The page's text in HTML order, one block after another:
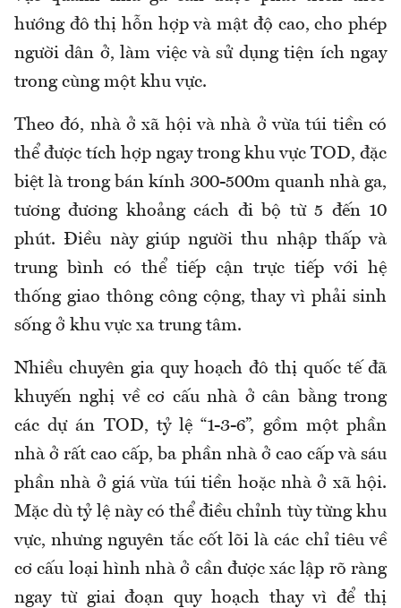
hướng đô thị hỗn hợp và mật độ cao, cho phép
người dân ở, làm việc và sử dụng tiện ích ngay
trong cùng một khu vực.
Theo đó, nhà ở xã hội và nhà ở vừa túi tiền có
thể được tích hợp ngay trong khu vực TOD, đặc
biệt là trong bán kính 300-500m quanh nhà ga,
tương đương khoảng cách đi bộ từ 5 đến 10
phút. Điều này giúp người thu nhập thấp và
trung bình có thể tiếp cận trực tiếp với hệ
thống giao thông công cộng, thay vì phải sinh
sống ở khu vực xa trung tâm.
Nhiều chuyên gia quy hoạch đô thị quốc tế đã
khuyến nghị về cơ cấu nhà ở cân bằng trong
các dự án TOD, tỷ lệ “1-3-6”, gồm một phần
nhà ở rất cao cấp, ba phần nhà ở cao cấp và sáu
phần nhà ở giá vừa túi tiền hoặc nhà ở xã hội.
Mặc dù tỷ lệ này có thể điều chỉnh tùy từng khu
vực, nhưng nguyên tắc cốt lõi là các chỉ tiêu về
cơ cấu loại hình nhà ở cần được xác lập rõ ràng
ngay từ giai đoạn quy hoạch thay vì để thị